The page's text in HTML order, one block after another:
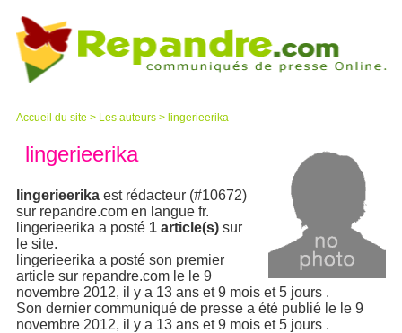
Accueil du site > Les auteurs > lingerieerika
lingerieerika
lingerieerika est rédacteur (#10672)
sur repandre.com en langue fr.
lingerieerika a posté 1 article(s) sur
le site.
lingerieerika a posté son premier
article sur repandre.com le le 9
novembre 2012, il y a 13 ans et 9 mois et 5 jours .
Son dernier communiqué de presse a été publié le le 9
novembre 2012, il y a 13 ans et 9 mois et 5 jours .